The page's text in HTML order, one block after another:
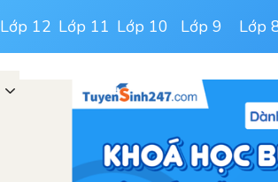
Lớp 12 Lớp 11 Lớp 10 Lớp 9 Lớp